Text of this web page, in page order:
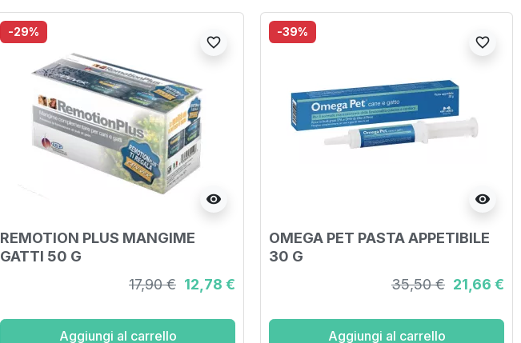
-29%
visibility
favorite_border
REMOTION PLUS MANGIME
GATTI 50 G
17,90 € 12,78 €
Aggiungi al carrello
-39%
visibility
favorite_border
OMEGA PET PASTA APPETIBILE
30 G
35,50 € 21,66 €
Aggiungi al carrello